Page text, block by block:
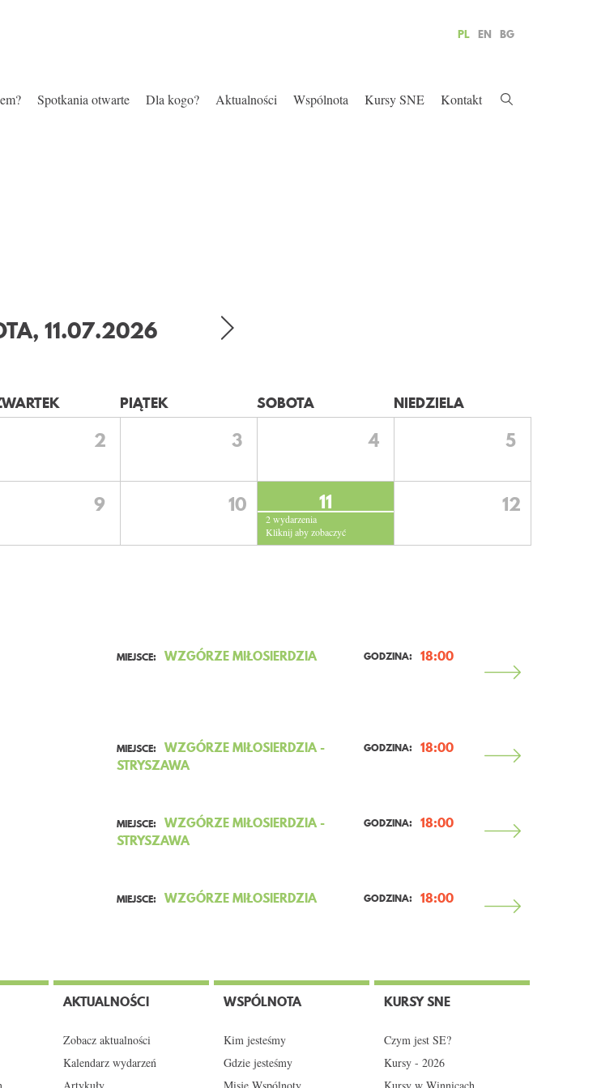
PL EN BG
Spotkania otwarte Dla kogo? Aktualności Wspólnota Kursy SNE Kontakt
11.07.2026
PIĄTEK SOBOTA NIEDZIELA
2 3 4 5
9 10 11 12
2 wydarzenia
Kliknij aby zobaczyć
MIEJSCE: WZGÓRZE MIŁOSIERDZIA GODZINA: 18:00
MIEJSCE: WZGÓRZE MIŁOSIERDZIA -
STRYSZAWA
GODZINA: 18:00
MIEJSCE: WZGÓRZE MIŁOSIERDZIA -
STRYSZAWA
GODZINA: 18:00
MIEJSCE: WZGÓRZE MIŁOSIERDZIA GODZINA: 18:00
AKTUALNOŚCI
Zobacz aktualności
Kalendarz wydarzeń
WSPÓLNOTA
Kim jesteśmy
Gdzie jesteśmy
KURSY SNE
Czym jest SE?
Kursy - 2026